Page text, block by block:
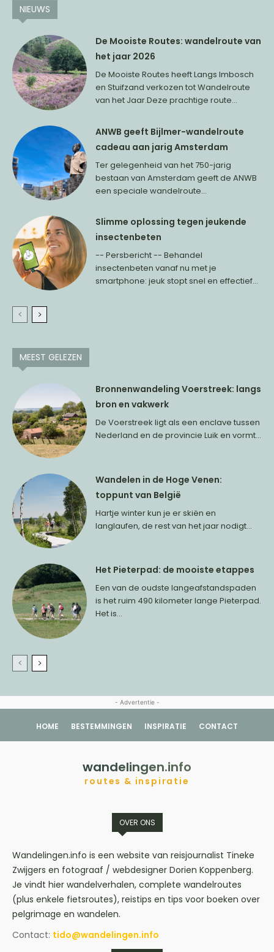
NIEUWS
De Mooiste Routes: wandelroute van
het jaar 2026
De Mooiste Routes heeft Langs Imbosch
en Stuifzand verkozen tot Wandelroute
van het Jaar.Deze prachtige route...
ANWB geeft Bijlmer-wandelroute
cadeau aan jarig Amsterdam
Ter gelegenheid van het 750-jarig
bestaan van Amsterdam geeft de ANWB
een speciale wandelroute...
Slimme oplossing tegen jeukende
insectenbeten
-- Persbericht -- Behandel
insectenbeten vanaf nu met je
smartphone: jeuk stopt snel en effectief...
MEEST GELEZEN
Bronnenwandeling Voerstreek: langs
bron en vakwerk
De Voerstreek ligt als een enclave tussen
Nederland en de provincie Luik en vormt...
Wandelen in de Hoge Venen:
toppunt van België
Hartje winter kun je er skiën en
langlaufen, de rest van het jaar nodigt...
Het Pieterpad: de mooiste etappes
Een van de oudste langeafstandspaden
is het ruim 490 kilometer lange Pieterpad.
Het is...
- Advertentie -
HOME BESTEMMINGEN INSPIRATIE CONTACT
wandelingen.info
routes & inspiratie
OVER ONS
Wandelingen.info is een website van reisjournalist Tineke
Zwijgers en fotograaf / webdesigner Dorien Koppenberg.
Je vindt hier wandelverhalen, complete wandelroutes
(plus enkele fietsroutes), reistips en tips voor boeken over
pelgrimage en wandelen.
Contact: tido@wandelingen.info